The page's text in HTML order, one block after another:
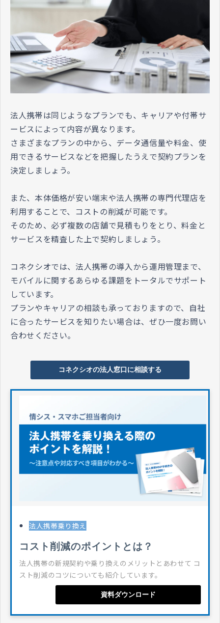
法人携帯は同じようなプランでも、キャリアや付帯サ
ービスによって内容が異なります。
さまざまなプランの中から、データ通信量や料金、使
用できるサービスなどを把握したうえで契約プランを
決定しましょう。
また、本体価格が安い端末や法人携帯の専門代理店を
利用することで、コストの削減が可能です。
そのため、必ず複数の店舗で見積もりをとり、料金と
サービスを精査した上で契約しましょう。
コネクシオでは、法人携帯の導入から運用管理まで、
モバイルに関するあらゆる課題をトータルでサポート
しています。
プランやキャリアの相談も承っておりますので、自社
に合ったサービスを知りたい場合は、ぜひ一度お問い
合わせください。
コネクシオの法人窓口に相談する
法人携帯乗り換え
コスト削減のポイントとは？
法人携帯の新規契約や乗り換えのメリットとあわせて コ
スト削減のコツについても紹介しています。
資料ダウンロード